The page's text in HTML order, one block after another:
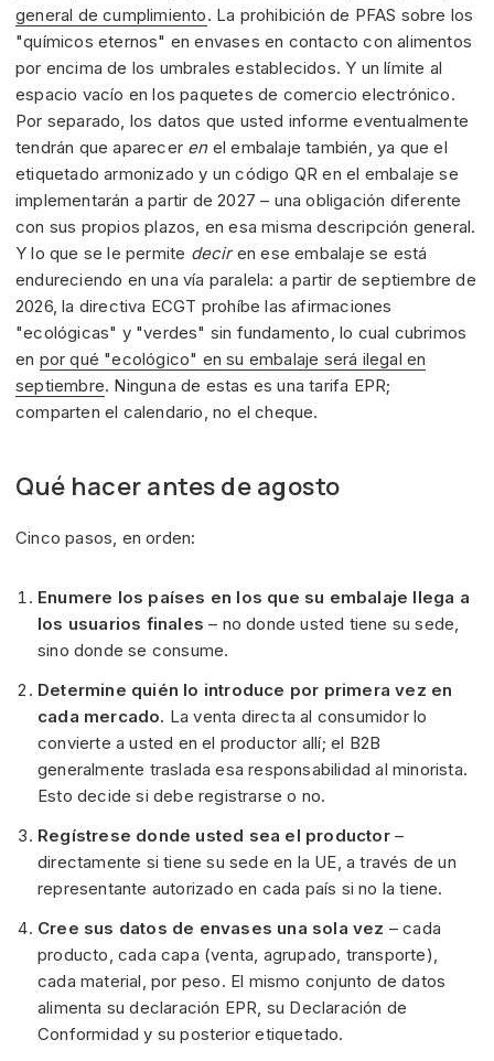
general de cumplimiento. La prohibición de PFAS sobre los
"químicos eternos" en envases en contacto con alimentos
por encima de los umbrales establecidos. Y un límite al
espacio vacío en los paquetes de comercio electrónico.
Por separado, los datos que usted informe eventualmente
tendrán que aparecer enel embalaje también, ya que el
etiquetado armonizado y un código QR en el embalaje se
implementarán a partir de 2027 – una obligación diferente
con sus propios plazos, en esa misma descripción general.
Y lo que se le permite deciren ese embalaje se está
endureciendo en una vía paralela: a partir de septiembre de
2026, la directiva ECGT prohíbe las afirmaciones
"ecológicas" y "verdes" sin fundamento, lo cual cubrimos
en por qué "ecológico" en su embalaje será ilegal en
septiembre. Ninguna de estas es una tarifa EPR;
comparten el calendario, no el cheque.
Qué hacer antes de agosto
Cinco pasos, en orden:
Enumere los países en los que su embalaje llega a
los usuarios finales – no donde usted tiene su sede,
sino donde se consume.
Determine quién lo introduce por primera vez en
cada mercado. La venta directa al consumidor lo
convierte a usted en el productor allí; el B2B
generalmente traslada esa responsabilidad al minorista.
Esto decide si debe registrarse o no.
Regístrese donde usted sea el productor–
directamente si tiene su sede en la UE, a través de un
representante autorizado en cada país si no la tiene.
Cree sus datos de envases una sola vez – cada
producto, cada capa (venta, agrupado, transporte),
cada material, por peso. El mismo conjunto de datos
alimenta su declaración EPR, su Declaración de
Conformidad y su posterior etiquetado.